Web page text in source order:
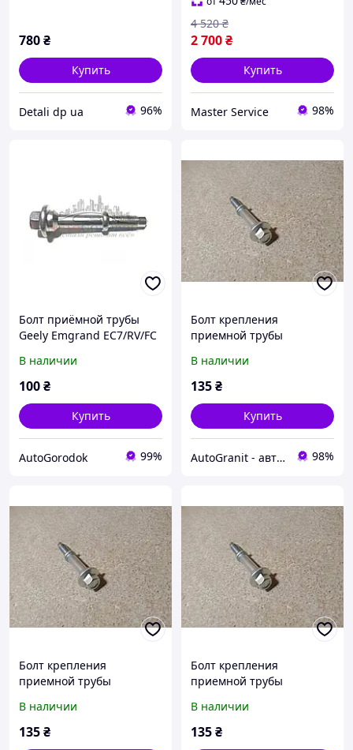
780₴
Купить
Detali dp ua 96%
2 700₴
4 520 ₴
Купить
Master Service 98%
Болт приёмной трубы
Geely Emgrand EC7/RV/FC
В наличии
100₴
Купить
AutoGorodok 99%
Болт крепления
приемной трубы
EC7 Джили Эмгранд ЕС7
В наличии
135₴
Купить
AutoGranit - автозапчасти для китайских автомобилей 98%
Болт крепления
приемной трубы
Джили СЛ
В наличии
135₴
Болт крепления
приемной трубы
Джили ФС
В наличии
135₴